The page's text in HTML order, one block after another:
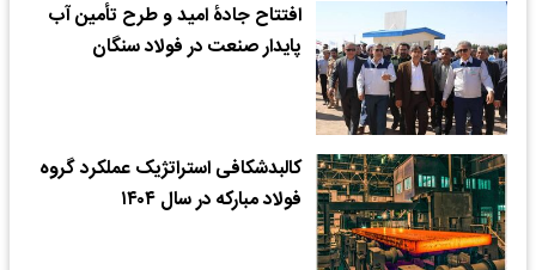
افتتاح جادۀ امید و طرح تأمین آب
پایدار صنعت در فولاد سنگان
کالبدشکافی استراتژیک عملکرد گروه
فولاد مبارکه در سال ۱۴۰۴